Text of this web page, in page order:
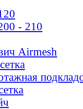
- 210
Airmesh